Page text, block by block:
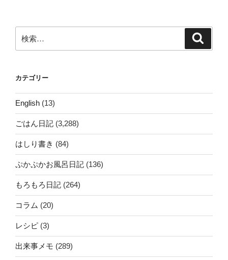
索:
カテゴリー
English (13)
ごはん日記 (3,288)
はしり書き (84)
ぷかぷかお風呂日記 (136)
もろもろ日記 (264)
コラム (20)
レシピ (3)
出来事メモ (289)